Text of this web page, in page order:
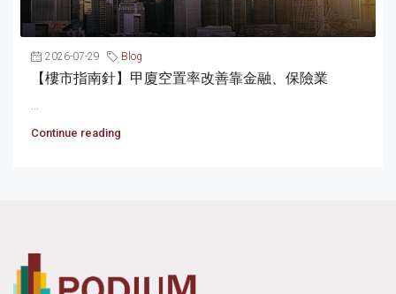
2026-07-29 Blog
【樓市指南針】甲廈空置率改善靠金融、保險業
Continue reading